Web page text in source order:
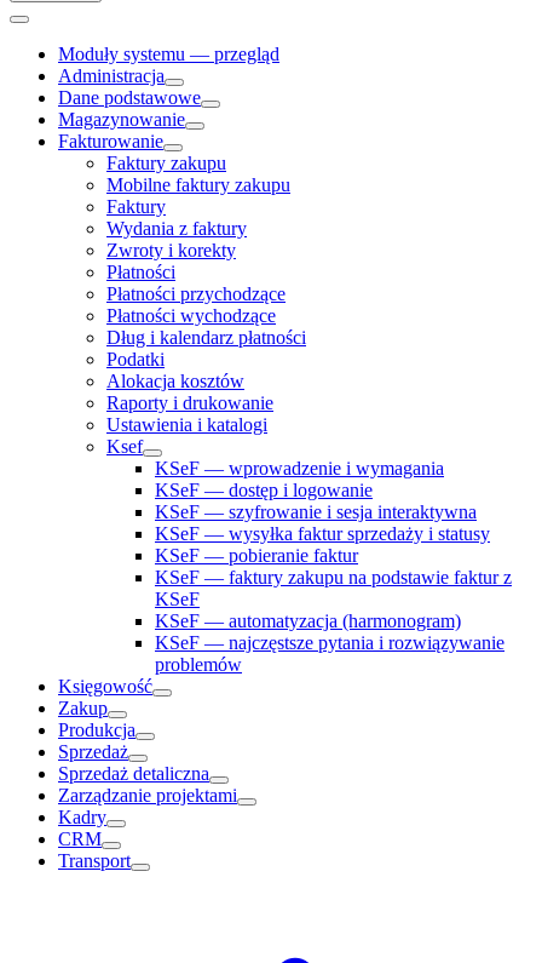
Moduły systemu — przegląd
Administracja
Dane podstawowe
Magazynowanie
Fakturowanie
Faktury zakupu
Mobilne faktury zakupu
Faktury
Wydania z faktury
Zwroty i korekty
Płatności
Płatności przychodzące
Płatności wychodzące
Dług i kalendarz płatności
Podatki
Alokacja kosztów
Raporty i drukowanie
Ustawienia i katalogi
Ksef
KSeF — wprowadzenie i wymagania
KSeF — dostęp i logowanie
KSeF — szyfrowanie i sesja interaktywna
KSeF — wysyłka faktur sprzedaży i statusy
KSeF — pobieranie faktur
KSeF — faktury zakupu na podstawie faktur z
KSeF
KSeF — automatyzacja (harmonogram)
KSeF — najczęstsze pytania i rozwiązywanie
problemów
Księgowość
Zakup
Produkcja
Sprzedaż
Sprzedaż detaliczna
Zarządzanie projektami
Kadry
CRM
Transport